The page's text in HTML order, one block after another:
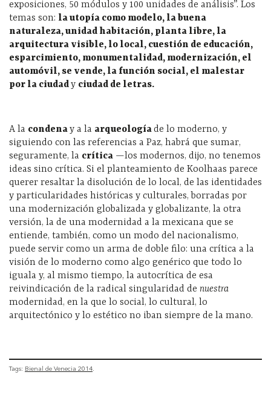
exposiciones, 50 módulos y 100 unidades de análisis”. Los
temas son: la utopía como modelo, la buena
naturaleza, unidad habitación, planta libre, la
arquitectura visible, lo local, cuestión de educación,
esparcimiento, monumentalidad, modernización, el
automóvil, se vende, la función social, el malestar
por la ciudady ciudad de letras.
A la condenay a la arqueologíade lo moderno, y
siguiendo con las referencias a Paz, habrá que sumar,
seguramente, la crítica —los modernos, dijo, no tenemos
ideas sino crítica. Si el planteamiento de Koolhaas parece
querer resaltar la disolución de lo local, de las identidades
y particularidades históricas y culturales, borradas por
una modernización globalizada y globalizante, la otra
versión, la de una modernidad a la mexicana que se
entiende, también, como un modo del nacionalismo,
puede servir como un arma de doble filo: una crítica a la
visión de lo moderno como algo genérico que todo lo
iguala y, al mismo tiempo, la autocrítica de esa
reivindicación de la radical singularidad de nuestra
modernidad, en la que lo social, lo cultural, lo
arquitectónico y lo estético no iban siempre de la mano.
Tags: Bienal de Venecia 2014